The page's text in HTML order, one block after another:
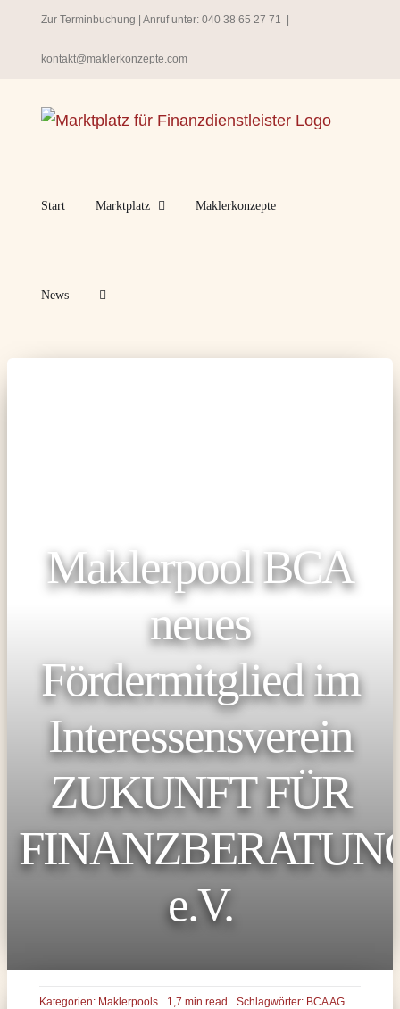
springen
Zur Terminbuchung | Anruf unter: 040 38 65 27 71
kontakt@maklerkonzepte.com
Start Marktplatz Maklerkonzepte
News
Maklerpool BCA
neues
Fördermitglied im
Interessensverein
ZUKUNFT FÜR
e.V.
Kategorien: Maklerpools 1,7 min read Schlagwörter: BCA AG